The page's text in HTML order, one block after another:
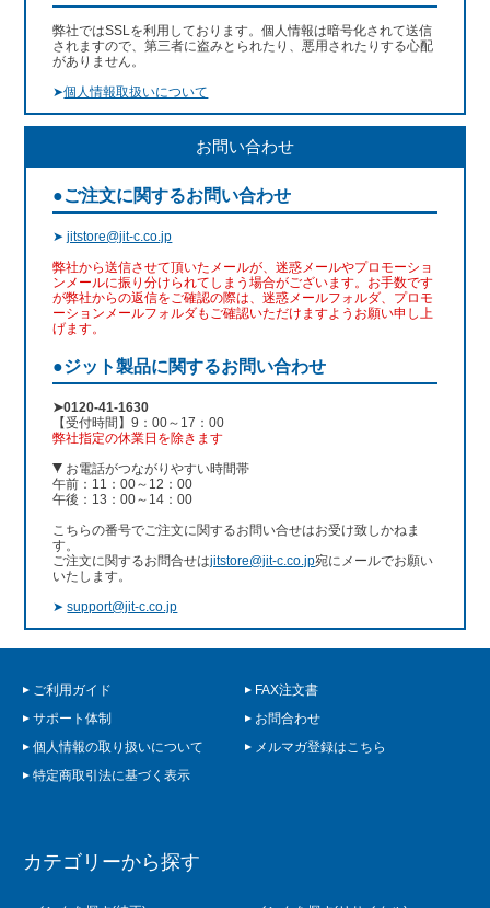
弊社ではSSLを利用しております。個人情報は暗号化されて送信
されますので、第三者に盗みとられたり、悪用されたりする心配
がありません。
➤個人情報取扱いについて
お問い合わせ
●ご注文に関するお問い合わせ
➤jitstore@jit-c.co.jp
弊社から送信させて頂いたメールが、迷惑メールやプロモーショ
ンメールに振り分けられてしまう場合がございます。お手数です
が弊社からの返信をご確認の際は、迷惑メールフォルダ、プロモ
ーションメールフォルダもご確認いただけますようお願い申し上
げます。
●ジット製品に関するお問い合わせ
➤0120-41-1630
【受付時間】9：00～17：00
弊社指定の休業日を除きます
お電話がつながりやすい時間帯
午前：11：00～12：00
午後：13：00～14：00
こちらの番号でご注文に関するお問い合せはお受け致しかねま
す。
ご注文に関するお問合せはjitstore@jit-c.co.jp宛にメールでお願い
いたします。
➤support@jit-c.co.jp
ご利用ガイド
FAX注文書
サポート体制
お問合わせ
個人情報の取り扱いについて
メルマガ登録はこちら
特定商取引法に基づく表示
カテゴリーから探す